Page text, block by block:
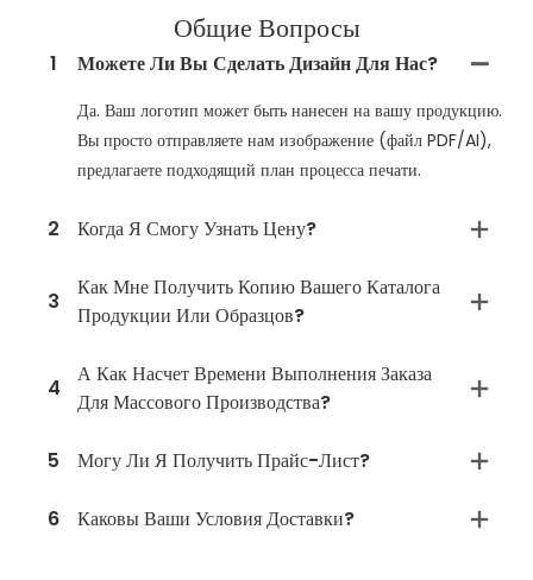
Общие Вопросы
1 Можете Ли Вы Сделать Дизайн Для Нас?
Да. Ваш логотип может быть нанесен на вашу продукцию.
Вы просто отправляете нам изображение (файл PDF/AI),
предлагаете подходящий план процесса печати.
2 Когда Я Смогу Узнать Цену?
3
Как Мне Получить Копию Вашего Каталога
Продукции Или Образцов?
4
А Как Насчет Времени Выполнения Заказа
Для Массового Производства?
5 Могу Ли Я Получить Прайс-Лист?
6 Каковы Ваши Условия Доставки?